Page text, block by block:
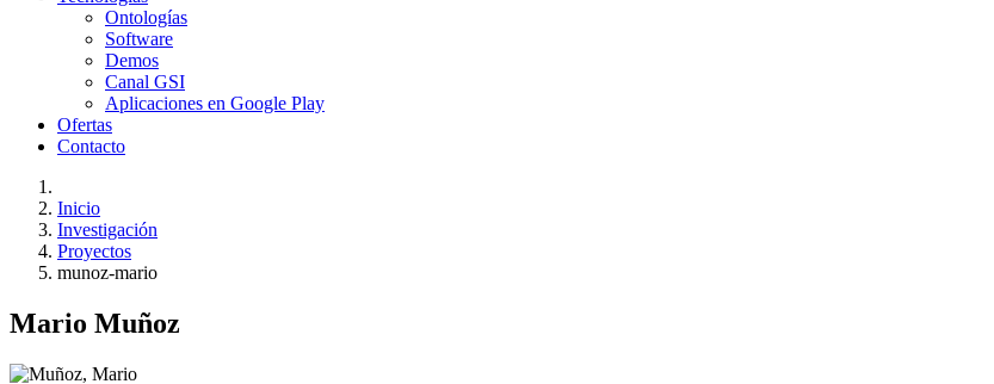
Ontologías
Software
Demos
Canal GSI
Aplicaciones en Google Play
Ofertas
Contacto
Inicio
Investigación
Proyectos
munoz-mario
Mario Muñoz